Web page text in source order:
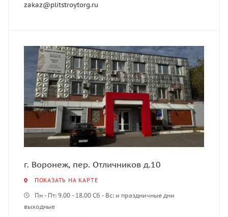
zakaz@plitstroytorg.ru
г. Воронеж, пер. Отличников д.10
ПОКАЗАТЬ НА КАРТЕ
Пн - Пт: 9.00 - 18.00 Сб - Вс: и праздничные дни
выходные